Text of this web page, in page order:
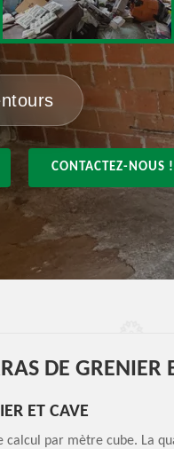
CONTACTEZ-NOUS !
DE GRENIER
ET CAVE
calcul par mètre cube. La